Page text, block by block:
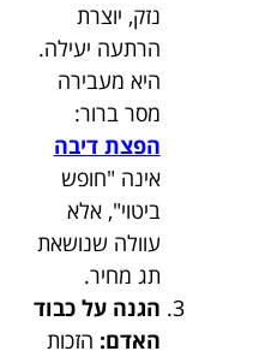
נזק, יוצרת
הרתעה יעילה.
היא מעבירה
מסר ברור:
הפצת דיבה
אינה "חופש
ביטוי", אלא
עוולה שנושאת
תג מחיר.
הגנה על כבוד
האדם: הזכות